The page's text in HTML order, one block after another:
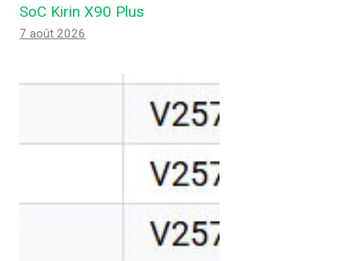
SoC Kirin X90 Plus
7 août 2026